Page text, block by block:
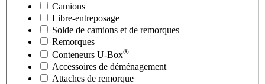
Camions
Libre-entreposage
Solde de camions et de remorques
Remorques
Conteneurs U-Box®
Accessoires de déménagement
Attaches de remorque